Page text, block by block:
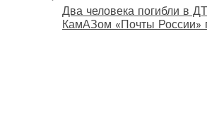
Два человека погибли в
КамАЗом «Почты России»